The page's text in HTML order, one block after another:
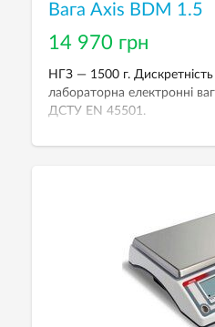
Вага Axis BDM 1.5
14 970 грн
НГЗ — 1500 г.
лабораторна електронні
ДСТУ EN 45501.